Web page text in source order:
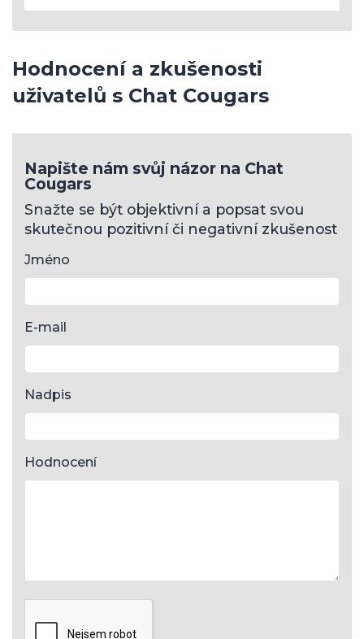
Hodnocení a zkušenosti
uživatelů s Chat Cougars
Napište nám svůj názor na Chat
Cougars
Snažte se být objektivní a popsat svou
skutečnou pozitivní či negativní zkušenost
Jméno
E-mail
Nadpis
Hodnocení